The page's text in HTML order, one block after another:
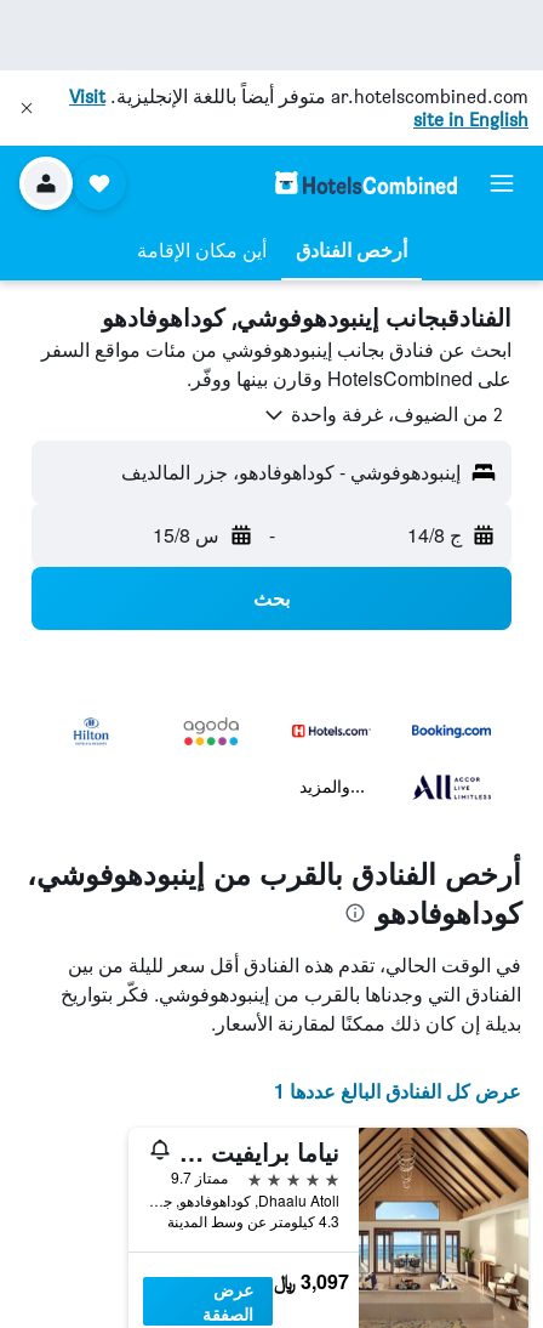
ar.hotelscombined.com متوفر أيضاً باللغة الإنجليزية.Visit
site in English
أرخص الفنادق أين مكان الإقامة
الفنادقبجانب إينبودهوفوشي, كوداهوفادهو
ابحث عن فنادق بجانب إينبودهوفوشي من مئات مواقع السفر
على HotelsCombined وقارن بينها ووفّر.
2 من الضيوف، غرفة واحدة
إينبودهوفوشي - كوداهوفادهو، جزر المالديف
ج 14/8 - س 15/8
بحث
...والمزيد
أرخص الفنادق بالقرب من إينبودهوفوشي،
كوداهوفادهو
في الوقت الحالي، تقدم هذه الفنادق أقل سعر لليلة من بين
الفنادق التي وجدناها بالقرب من إينبودهوفوشي. فكّر بتواريخ
بديلة إن كان ذلك ممكنًا لمقارنة الأسعار.
عرض كل الفنادق البالغ عددها 1
نياما برايفيت آيلاندس مالديفس
5 نجوم
ممتاز 9.7
Dhaalu Atoll, كوداهوفادهو, جزر المالديف
4.3 كيلومتر عن وسط المدينة
3,097 ﷼
عرض
الصفقة